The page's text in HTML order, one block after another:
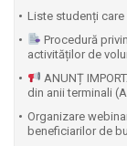
Liste studenți
Procedură
activităților de
ANUNȚ
din anii terminali
Organizare
beneficiarilor de